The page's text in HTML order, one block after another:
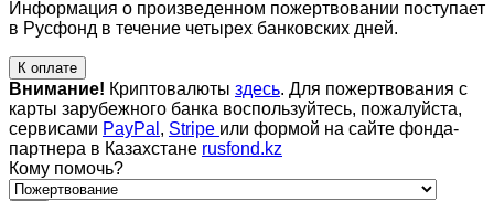
Информация о произведенном пожертвовании поступает
в Русфонд в течение четырех банковских дней.
К оплате
Внимание! Криптовалюты здесь. Для пожертвования с
карты зарубежного банка воспользуйтесь, пожалуйста,
сервисами PayPal , Stripe или формой на сайте фонда-
партнера в Казахстане rusfond.kz
Кому помочь?